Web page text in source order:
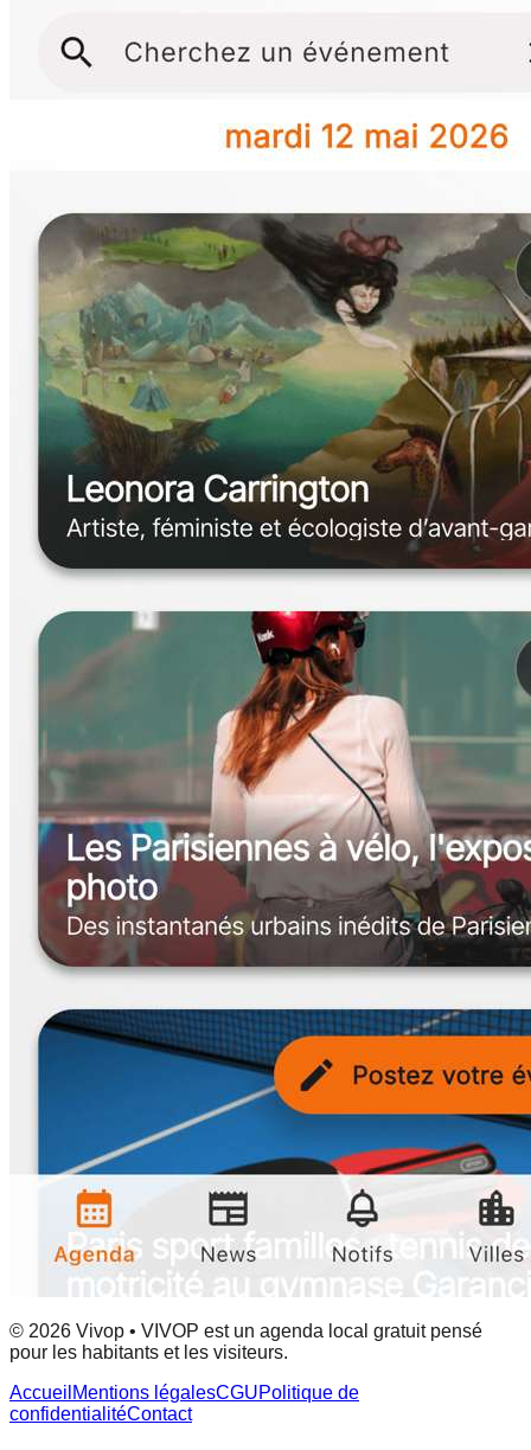
© 2026 Vivop • VIVOP est un agenda local gratuit pensé
pour les habitants et les visiteurs.
Accueil Mentions légalesCGUPolitique de
confidentialitéContact